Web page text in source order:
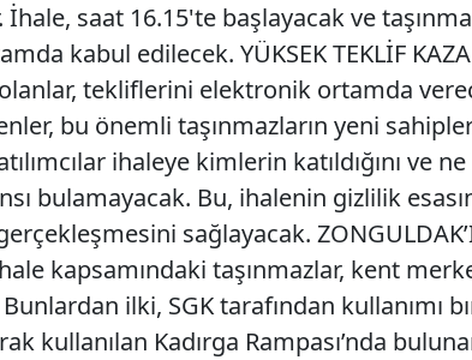
İhale, saat 16.15'te başlayacak ve
kabul edilecek. YÜKSEK TEKLİF
tekliflerini elektronik ortamda
bu önemli taşınmazların yeni
ihaleye kimlerin katıldığını ve
bulamayacak. Bu, ihalenin gizlilik
sağlayacak.
kapsamındaki taşınmazlar, kent
Bunlardan ilki, SGK tarafından kullanımı
kullanılan Kadırga Rampası’nda